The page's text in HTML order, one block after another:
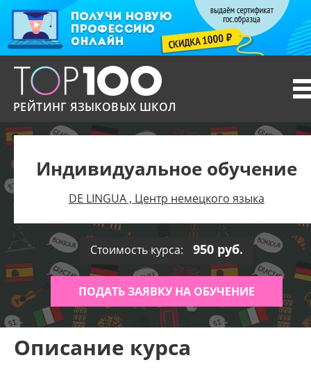
РЕЙТИНГ ЯЗЫКОВЫХ ШКОЛ
Индивидуальное обучение
DE LINGUA , Центр немецкого языка
Стоимость курса: 950 руб.
ПОДАТЬ ЗАЯВКУ НА ОБУЧЕНИЕ
Описание курса